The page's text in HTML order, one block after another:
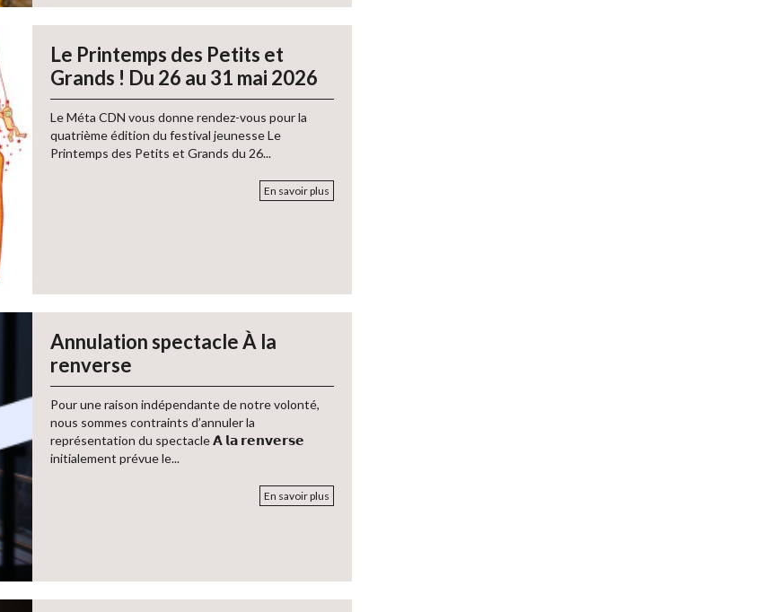
Le Printemps des Petits et
Grands ! Du 26 au 31 mai 2026
Le Méta CDN vous donne rendez-vous pour la
quatrième édition du festival jeunesse Le
Printemps des Petits et Grands du 26...
En savoir plus
Annulation spectacle À la
renverse
Pour une raison indépendante de notre volonté,
nous sommes contraints d’annuler la
représentation du spectacle 𝗔̀ 𝗹𝗮 𝗿𝗲𝗻𝘃𝗲𝗿𝘀𝗲
initialement prévue le...
En savoir plus